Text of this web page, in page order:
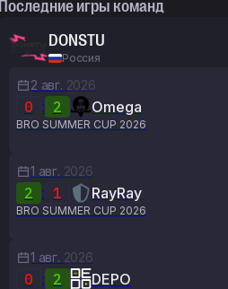
Последние игры команд
DONSTU
Россия
2 авг. 2026
0 : 2 Omega
BRO SUMMER CUP 2026
1 авг. 2026
2 : 1 RayRay
BRO SUMMER CUP 2026
1 авг. 2026
0 : 2 DEPO